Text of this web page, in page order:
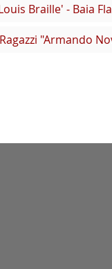
Braille' - Baia
"Armando